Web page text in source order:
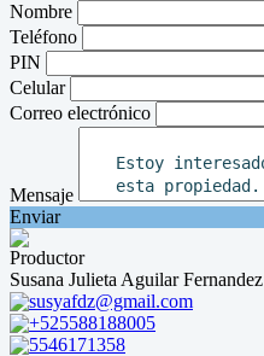
Nombre
Teléfono
PIN
Celular
Correo electrónico
Mensaje
Enviar
Productor
Susana Julieta Aguilar Fernandez
susyafdz@gmail.com
+525588188005
5546171358